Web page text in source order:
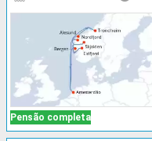
Pensão completa